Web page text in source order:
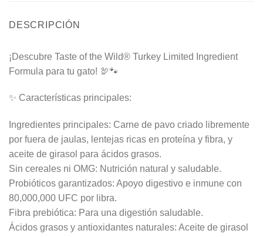
DESCRIPCIÓN
¡Descubre Taste of the Wild® Turkey Limited Ingredient
Formula para tu gato! 🦃🐾
✨ Características principales:
Ingredientes principales: Carne de pavo criado libremente
por fuera de jaulas, lentejas ricas en proteína y fibra, y
aceite de girasol para ácidos grasos.
Sin cereales ni OMG: Nutrición natural y saludable.
Probióticos garantizados: Apoyo digestivo e inmune con
80,000,000 UFC por libra.
Fibra prebiótica: Para una digestión saludable.
Ácidos grasos y antioxidantes naturales: Aceite de girasol